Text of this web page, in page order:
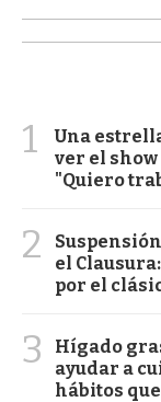
1
Una
ver el
"Quiero
2
el
por el
3
Hígado
ayudar a
hábitos